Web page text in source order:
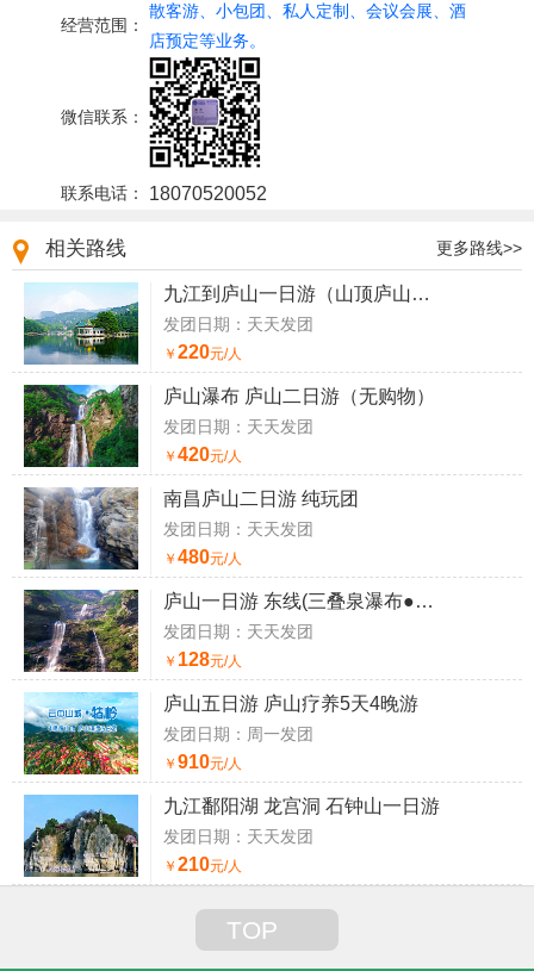
经营范围：
散客游、小包团、私人定制、会议会展、酒
店预定等业务。
微信联系：
联系电话： 18070520052
相关路线 更多路线>>
九江到庐山一日游（山顶庐山一日游）
发团日期：天天发团
￥ 220元/人
庐山瀑布 庐山二日游（无购物）
发团日期：天天发团
￥ 420元/人
南昌庐山二日游 纯玩团
发团日期：天天发团
￥ 480元/人
庐山一日游 东线(三叠泉瀑布●秀峰瀑布)
发团日期：天天发团
￥ 128元/人
庐山五日游 庐山疗养5天4晚游
发团日期：周一发团
￥ 910元/人
九江鄱阳湖 龙宫洞 石钟山一日游
发团日期：天天发团
￥ 210元/人
TOP